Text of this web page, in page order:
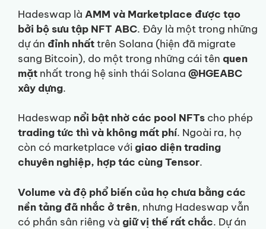
Hadeswap là AMM và Marketplace được tạo
bởi bộ sưu tập NFT ABC. Đây là một trong những
dự án đỉnh nhấttrên Solana (hiện đã migrate
sang Bitcoin), do một trong những cái tên quen
mặt nhất trong hệ sinh thái Solana @HGEABC
xây dựng.
Hadeswap nổi bật nhờ các pool NFTs cho phép
trading tức thì và không mất phí. Ngoài ra, họ
còn có marketplace với giao diện trading
chuyên nghiệp, hợp tác cùng Tensor.
Volume và độ phổ biến của họ chưa bằng các
nền tảng đã nhắc ở trên, nhưng Hadeswap vẫn
có phần sân riêng và giữ vị thế rất chắc. Dự án